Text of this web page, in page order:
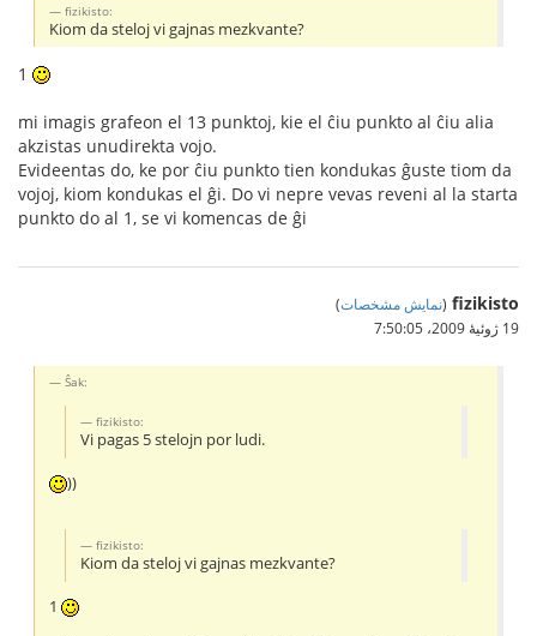
fizikisto:
Kiom da steloj vi gajnas mezkvante?
1
mi imagis grafeon el 13 punktoj, kie el ĉiu punkto al ĉiu alia
akzistas unudirekta vojo.
Evideentas do, ke por ĉiu punkto tien kondukas ĝuste tiom da
vojoj, kiom kondukas el ĝi. Do vi nepre vevas reveni al la starta
punkto do al 1, se vi komencas de ĝi
fizikisto
(نمایش مشخصات)
19 ژوئیهٔ 2009،‏ 7:50:05
Ŝak:
fizikisto:
Vi pagas 5 stelojn por ludi.
))
fizikisto:
Kiom da steloj vi gajnas mezkvante?
1